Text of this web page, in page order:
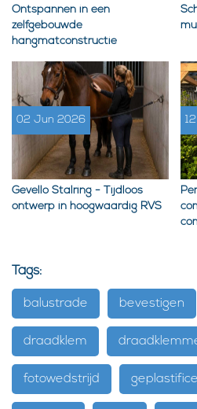
Ontspannen in een
zelfgebouwde
hangmatconstructie
02 Jun 2026
Gevello Stalring - Tijdloos
ontwerp in hoogwaardig RVS
Tags:
balustrade bevestigen
draadklem
fotowedstrijd